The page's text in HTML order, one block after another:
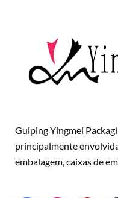
Guiping Yingmei
principalmente
embalagem, caixas de